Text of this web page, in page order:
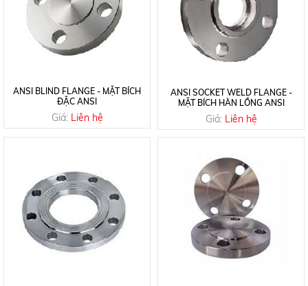
ANSI BLIND FLANGE - MẶT BÍCH
ĐẶC ANSI
Giá: Liên hệ
ANSI SOCKET WELD FLANGE -
MẶT BÍCH HÀN LỒNG ANSI
Giá: Liên hệ